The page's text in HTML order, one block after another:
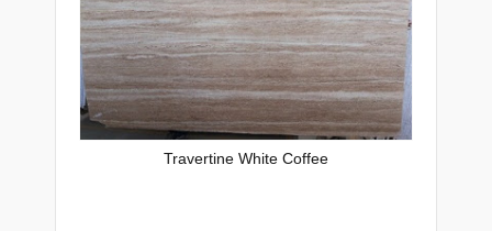
Travertine White Coffee